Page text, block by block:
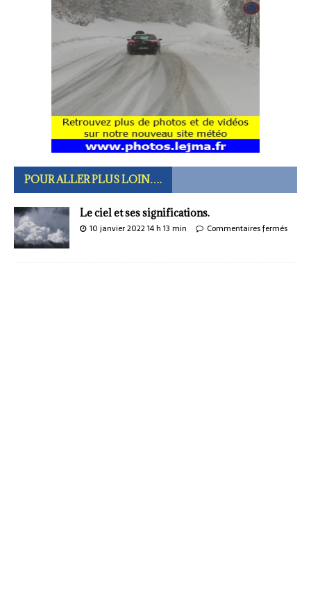
POUR ALLER PLUS LOIN….
Le ciel et ses significations.
10 janvier 2022 14 h 13 min Commentaires fermés